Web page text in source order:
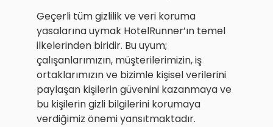
Geçerli tüm gizlilik ve veri koruma
yasalarına uymak HotelRunner’ın temel
ilkelerinden biridir. Bu uyum;
çalışanlarımızın, müşterilerimizin, iş
ortaklarımızın ve bizimle kişisel verilerini
paylaşan kişilerin güvenini kazanmaya ve
bu kişilerin gizli bilgilerini korumaya
verdiğimiz önemi yansıtmaktadır.